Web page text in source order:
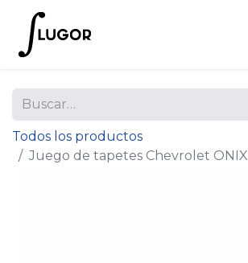
Todos los productos
Juego de tapetes Chevrolet ONIX